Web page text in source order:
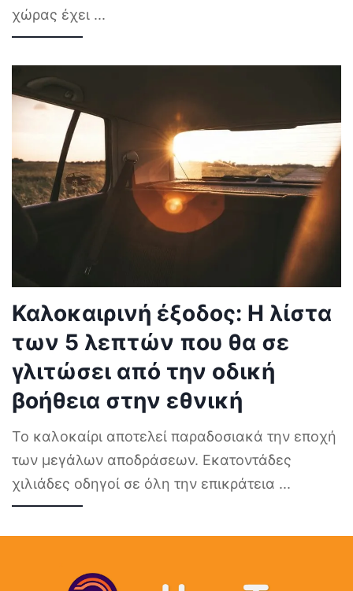
χώρας έχει ...
Καλοκαιρινή έξοδος: Η λίστα
των 5 λεπτών που θα σε
γλιτώσει από την οδική
βοήθεια στην εθνική
Το καλοκαίρι αποτελεί παραδοσιακά την εποχή
των μεγάλων αποδράσεων. Εκατοντάδες
χιλιάδες οδηγοί σε όλη την επικράτεια ...